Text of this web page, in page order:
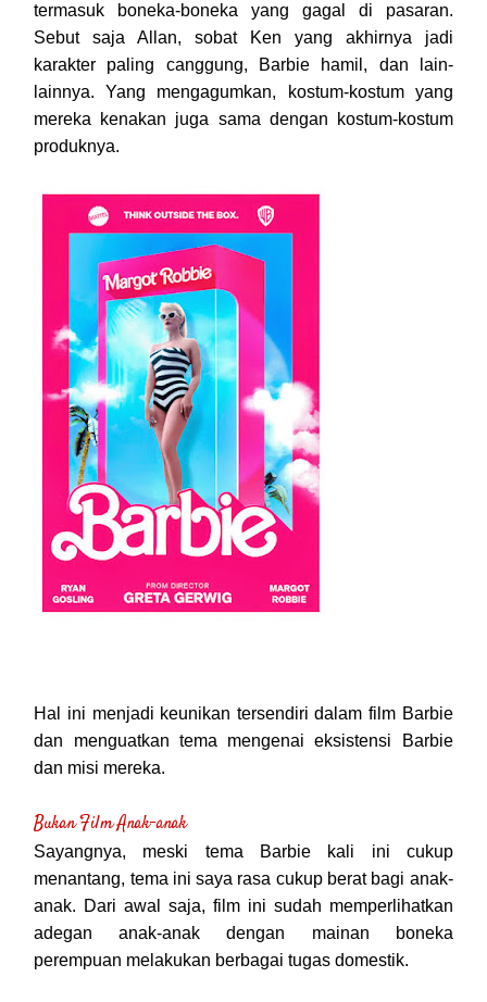
termasuk boneka-boneka yang gagal di pasaran.
Sebut saja Allan, sobat Ken yang akhirnya jadi
karakter paling canggung, Barbie hamil, dan lain-
lainnya. Yang mengagumkan, kostum-kostum yang
mereka kenakan juga sama dengan kostum-kostum
produknya.
Hal ini menjadi keunikan tersendiri dalam film Barbie
dan menguatkan tema mengenai eksistensi Barbie
dan misi mereka.
Bukan Film Anak-anak
Sayangnya, meski tema Barbie kali ini cukup
menantang, tema ini saya rasa cukup berat bagi anak-
anak. Dari awal saja, film ini sudah memperlihatkan
adegan anak-anak dengan mainan boneka
perempuan melakukan berbagai tugas domestik.